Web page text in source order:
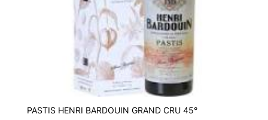
PASTIS HENRI BARDOUIN GRAND CRU 45°